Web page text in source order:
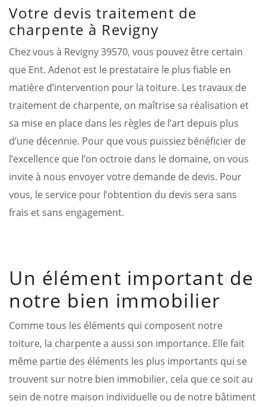
Votre devis traitement de
charpente à Revigny
Chez vous à Revigny 39570, vous pouvez être certain
que Ent. Adenot est le prestataire le plus fiable en
matière d’intervention pour la toiture. Les travaux de
traitement de charpente, on maîtrise sa réalisation et
sa mise en place dans les règles de l’art depuis plus
d’une décennie. Pour que vous puissiez bénéficier de
l’excellence que l’on octroie dans le domaine, on vous
invite à nous envoyer votre demande de devis. Pour
vous, le service pour l’obtention du devis sera sans
frais et sans engagement.
Un élément important de
notre bien immobilier
Comme tous les éléments qui composent notre
toiture, la charpente a aussi son importance. Elle fait
même partie des éléments les plus importants qui se
trouvent sur notre bien immobilier, cela que ce soit au
sein de notre maison individuelle ou de notre bâtiment